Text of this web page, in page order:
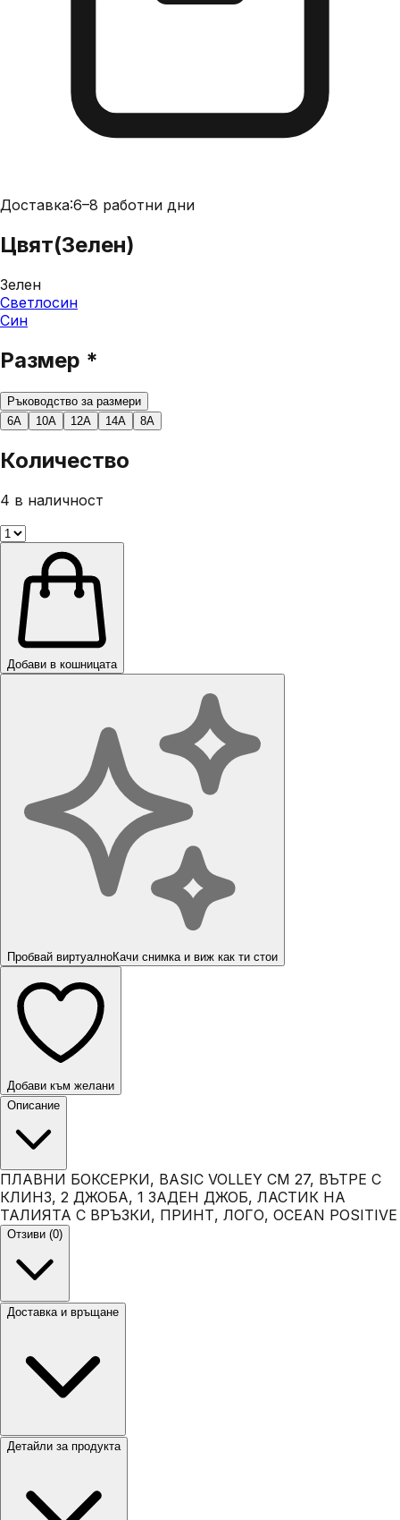
Доставка:6–8 работни дни
Цвят(Зелен)
Зелен
Светлосин
Син
Размер *
Ръководство за размери
6A
10A 12A 14A 8A
Количество
4 в наличност
Добави в кошницата
Пробвай виртуалноКачи снимка и виж как ти стои
Добави към желани
Описание
ПЛАВНИ БОКСЕРКИ, BASIC VOLLEY CM 27, ВЪТРЕ С
КЛИНЗ, 2 ДЖОБА, 1 ЗАДЕН ДЖОБ, ЛАСТИК НА
ТАЛИЯТА С ВРЪЗКИ, ПРИНТ, ЛОГО, OCEAN POSITIVE
Отзиви (0)
Доставка и връщане
Детайли за продукта